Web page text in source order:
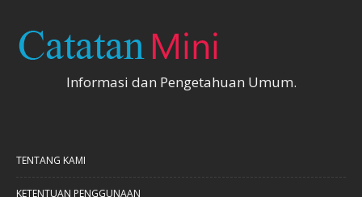
Informasi dan Pengetahuan Umum.
TENTANG KAMI
KETENTUAN PENGGUNAAN